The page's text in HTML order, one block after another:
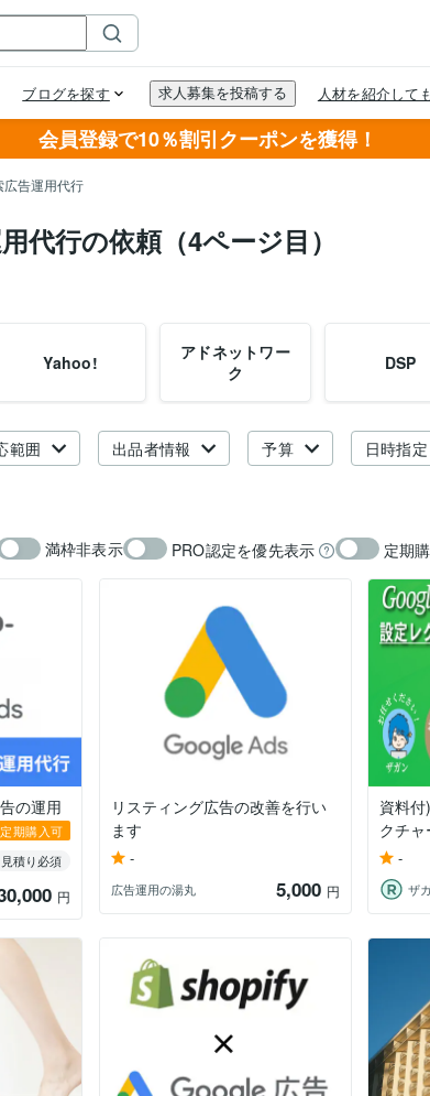
会員登録で10％割引クーポンを獲得！
広告運用代行
代行の依頼（4ページ目）
Yahoo!
アドネットワー
ク
DSP
範囲 出品者情報 予算 日時指定
満枠非表示 PRO認定を優先表示 定期
の運用
定期購入可
見積り必須
円
リスティング広告の改善を行い
ます
-
広告運用の湯丸 5,000 円
資料
クチ
-
ザ